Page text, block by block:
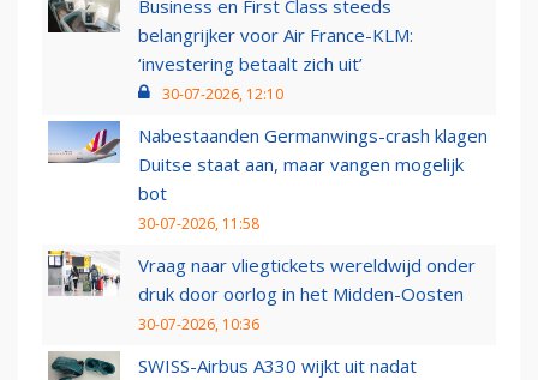
Business en First Class steeds
belangrijker voor Air France-KLM:
‘investering betaalt zich uit’
30-07-2026, 12:10
Nabestaanden Germanwings-crash klagen
Duitse staat aan, maar vangen mogelijk
bot
30-07-2026, 11:58
Vraag naar vliegtickets wereldwijd onder
druk door oorlog in het Midden-Oosten
30-07-2026, 10:36
SWISS-Airbus A330 wijkt uit nadat